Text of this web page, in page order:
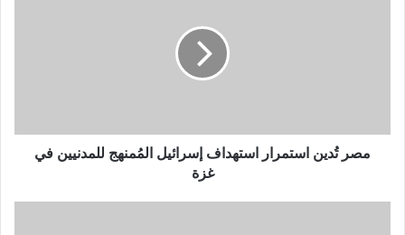
مصر تُدين استمرار استهداف إسرائيل المُمنهج للمدنيين في
غزة